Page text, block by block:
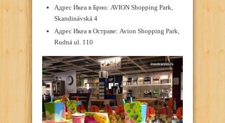
Адрес Икеа в Брно: AVION Shopping Park,
Skandinávská 4
Адрес Икеа в Остраве: Avion Shopping Park,
Rudná ul. 110